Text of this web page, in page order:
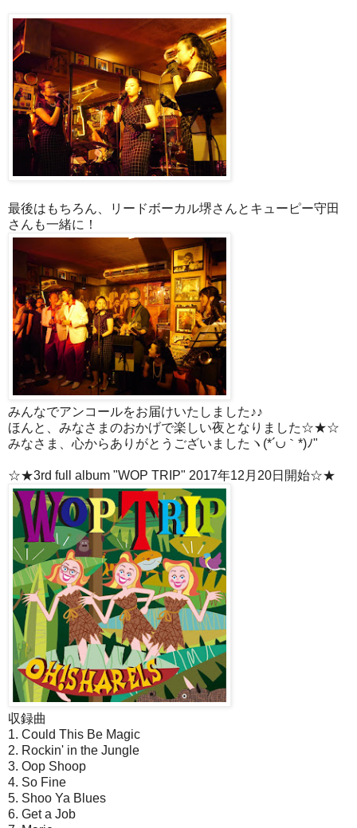
最後はもちろん、リードボーカル堺さんとキューピー守田
さんも一緒に！
みんなでアンコールをお届けいたしました♪♪
ほんと、みなさまのおかげで楽しい夜となりました☆★☆
みなさま、心からありがとうございましたヽ(*´∪｀*)ﾉ"
☆★3rd full album "WOP TRIP" 2017年12月20日開始☆★
収録曲
1. Could This Be Magic
2. Rockin' in the Jungle
3. Oop Shoop
4. So Fine
5. Shoo Ya Blues
6. Get a Job